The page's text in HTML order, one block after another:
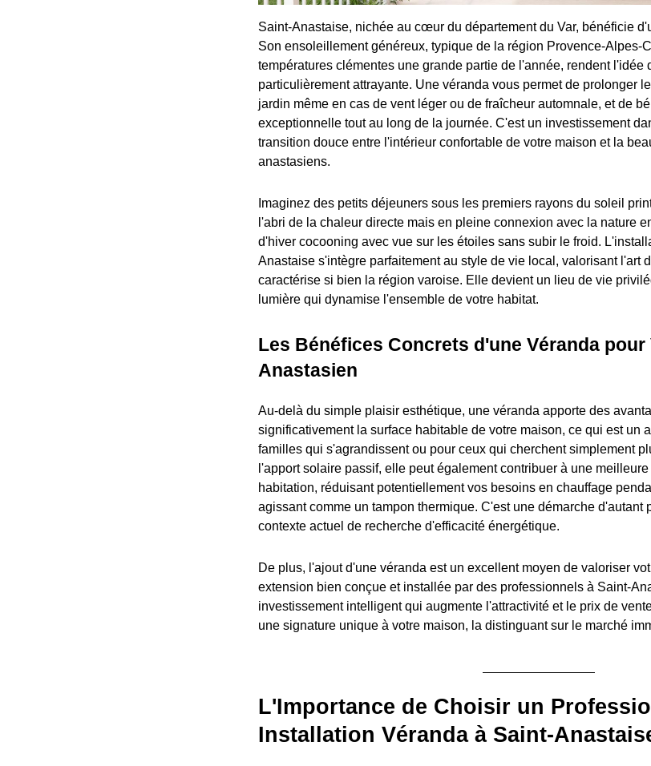
Saint-Anastaise, nichée au cœur du département du Var, bénéficie
Son ensoleillement généreux, typique de la région Provence-Alpes-
températures clémentes une grande partie de l'année, rendent l'idée
particulièrement attrayante. Une véranda vous permet de prolonger
jardin même en cas de vent léger ou de fraîcheur automnale, et de
exceptionnelle tout au long de la journée. C'est un investissement
transition douce entre l'intérieur confortable de votre maison et la
anastasiens.
Imaginez des petits déjeuners sous les premiers rayons du soleil
l'abri de la chaleur directe mais en pleine connexion avec la nature
d'hiver cocooning avec vue sur les étoiles sans subir le froid.
Anastaise s'intègre parfaitement au style de vie local, valorisant l'art
caractérise si bien la région varoise. Elle devient un lieu de vie
lumière qui dynamise l'ensemble de votre habitat.
Les Bénéfices Concrets d'une Véranda pour
Anastasien
Au-delà du simple plaisir esthétique, une véranda apporte des
significativement la surface habitable de votre maison, ce qui est un
familles qui s'agrandissent ou pour ceux qui cherchent simplement
l'apport solaire passif, elle peut également contribuer à une
habitation, réduisant potentiellement vos besoins en chauffage
agissant comme un tampon thermique. C'est une démarche d'autant
contexte actuel de recherche d'efficacité énergétique.
De plus, l'ajout d'une véranda est un excellent moyen de valoriser
extension bien conçue et installée par des professionnels à Saint-
investissement intelligent qui augmente l'attractivité et le prix de
une signature unique à votre maison, la distinguant sur le marché
L'Importance de Choisir un
Installation Véranda à Saint-